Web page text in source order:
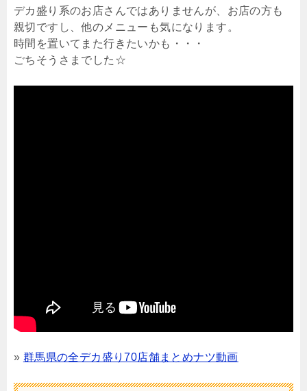
デカ盛り系のお店さんではありませんが、お店の方も
親切ですし、他のメニューも気になります。
時間を置いてまた行きたいかも・・・
ごちそうさまでした☆
» 群馬県の全デカ盛り70店舗まとめナツ動画